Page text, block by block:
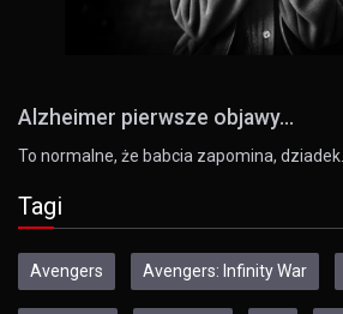
Alzheimer pierwsze objawy...
To normalne, że babcia zapomina, dziadek…
Tagi
Avengers Avengers: Infinity War